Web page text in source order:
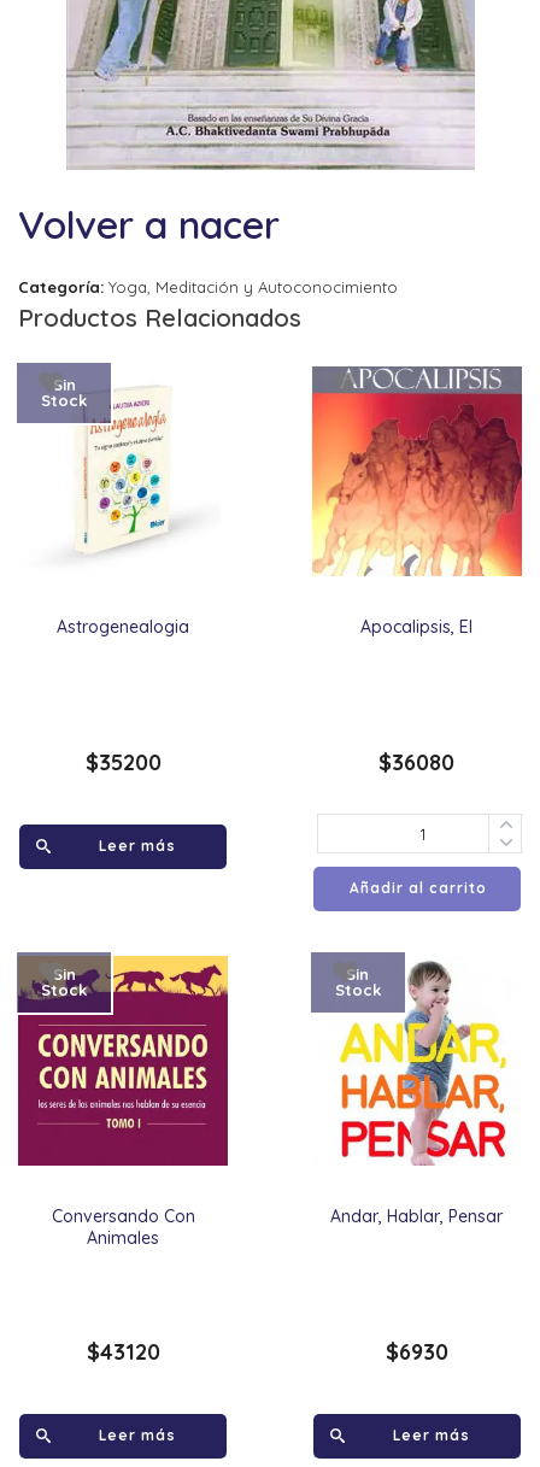
Volver a nacer
Categoría: Yoga, Meditación y Autoconocimiento
Productos Relacionados
Astrogenealogia
Sin
Stock
$35200
Leer más
Apocalipsis, El
$36080
Añadir al carrito
Conversando Con
Animales
Sin
Stock
$43120
Leer más
Andar, Hablar, Pensar
Sin
Stock
$6930
Leer más